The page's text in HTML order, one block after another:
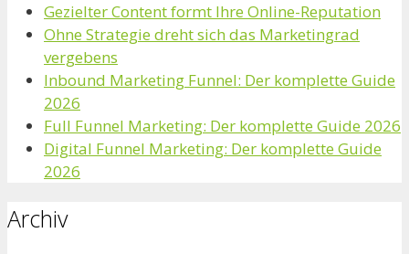
Gezielter Content formt Ihre Online-Reputation
Ohne Strategie dreht sich das Marketingrad
vergebens
Inbound Marketing Funnel: Der komplette Guide
2026
Full Funnel Marketing: Der komplette Guide 2026
Digital Funnel Marketing: Der komplette Guide
2026
Archiv